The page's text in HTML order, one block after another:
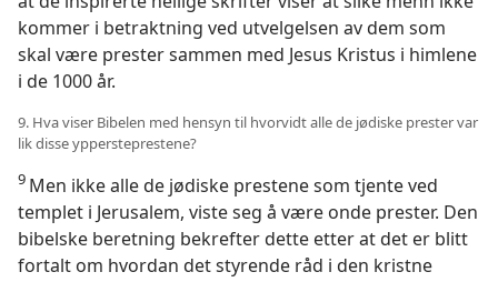
kommer i betraktning ved utvelgelsen av dem som
skal være prester sammen med Jesus Kristus i himlene
i de 1000 år.
9. Hva viser Bibelen med hensyn til hvorvidt alle de jødiske prester var
lik disse yppersteprestene?
9 Men ikke alle de jødiske prestene som tjente ved
templet i Jerusalem, viste seg å være onde prester. Den
bibelske beretning bekrefter dette etter at det er blitt
fortalt om hvordan det styrende råd i den kristne